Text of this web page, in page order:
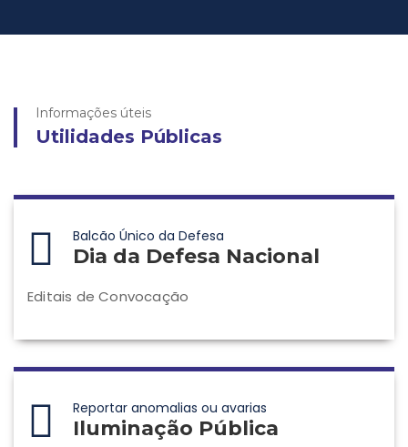
Informações úteis
Utilidades Públicas
Balcão Único da Defesa
Dia da Defesa Nacional
Editais de Convocação
Reportar anomalias ou avarias
Iluminação Pública